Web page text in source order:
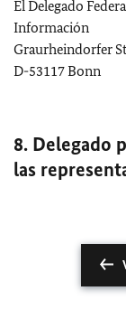
El Delegado
Información
Graurheindorfer
D-53117Bonn
8. Delegado
las